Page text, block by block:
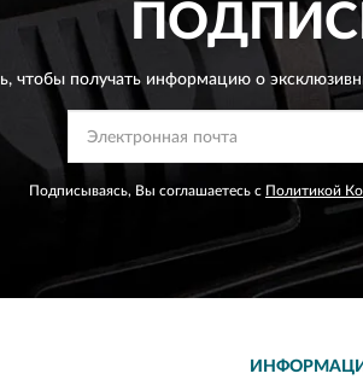
чтобы получать информацию о
Подписываясь, Вы соглашаетесь с Политикой